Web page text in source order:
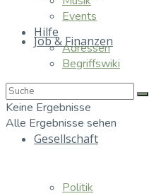
Job & Finanzen
Gesellschaft
Politik
Events
Hilfe
Adressen
Begriffswiki
Keine Ergebnisse
Alle Ergebnisse sehen